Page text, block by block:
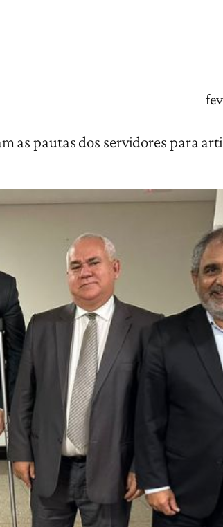
as pautas dos servidores para